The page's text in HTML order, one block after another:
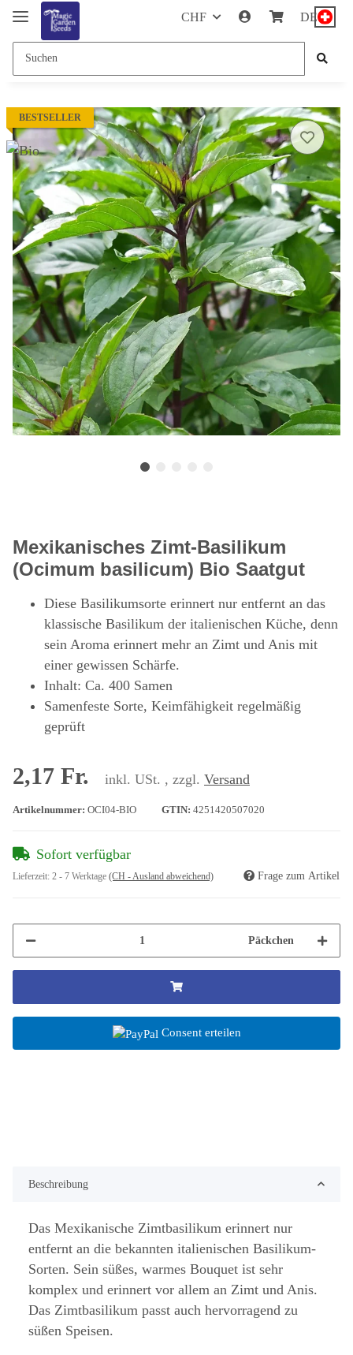
CHF DE
BESTSELLER
Mexikanisches Zimt-Basilikum
(Ocimum basilicum) Bio Saatgut
Diese Basilikumsorte erinnert nur entfernt an das
klassische Basilikum der italienischen Küche, denn
sein Aroma erinnert mehr an Zimt und Anis mit
einer gewissen Schärfe.
Inhalt: Ca. 400 Samen
Samenfeste Sorte, Keimfähigkeit regelmäßig
geprüft
2,17 Fr. inkl. USt. , zzgl. Versand
Artikelnummer: OCI04-BIO GTIN: 4251420507020
Sofort verfügbar
Lieferzeit: 2 - 7 Werktage (CH - Ausland abweichend) Frage zum Artikel
Päckchen
Consent erteilen
Beschreibung
Das Mexikanische Zimtbasilikum erinnert nur
entfernt an die bekannten italienischen Basilikum-
Sorten. Sein süßes, warmes Bouquet ist sehr
komplex und erinnert vor allem an Zimt und Anis.
Das Zimtbasilikum passt auch hervorragend zu
süßen Speisen.